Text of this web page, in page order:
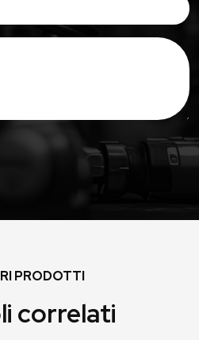
PRODOTTI
correlati